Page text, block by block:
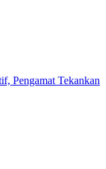
Pengamat Tekankan